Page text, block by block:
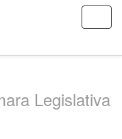
Legislativa